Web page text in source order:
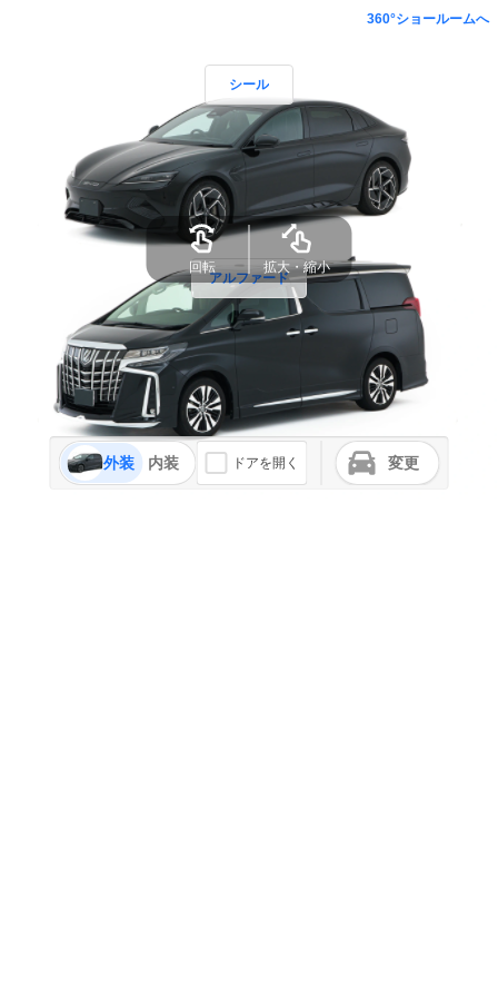
360°ショールームへ
シール
アルファード
外装 内装 ドアを開く 変更
回転 拡大・縮小